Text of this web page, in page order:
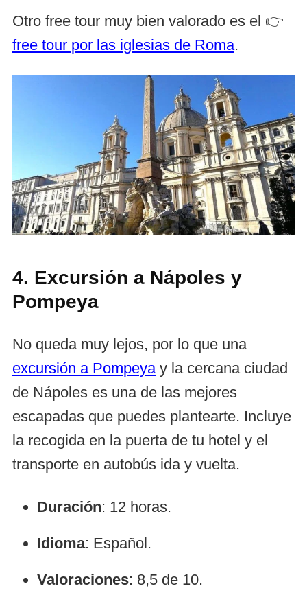
Otro free tour muy bien valorado es el 👉
free tour por las iglesias de Roma.
4. Excursión a Nápoles y
Pompeya
No queda muy lejos, por lo que una
excursión a Pompeya y la cercana ciudad
de Nápoles es una de las mejores
escapadas que puedes plantearte. Incluye
la recogida en la puerta de tu hotel y el
transporte en autobús ida y vuelta.
Duración: 12 horas.
Idioma: Español.
Valoraciones: 8,5 de 10.